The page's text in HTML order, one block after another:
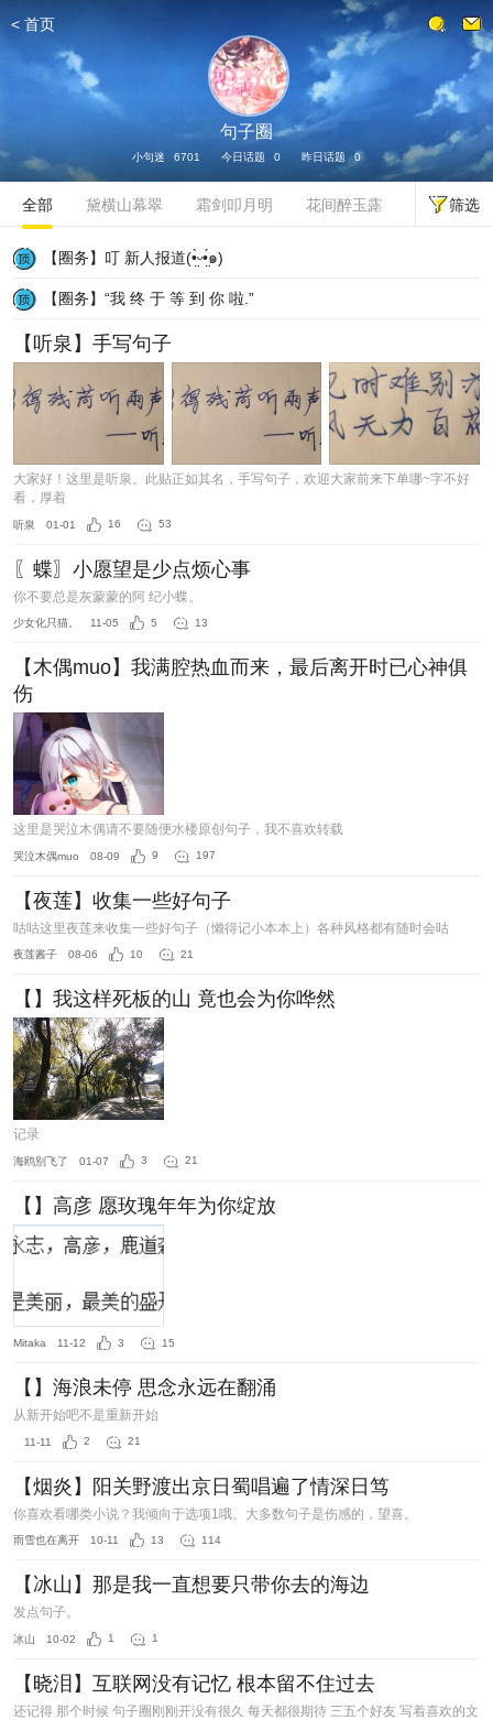
发话题
句子圈
小句迷 6701 今日话题 0 昨日话题 0
全部 黛横山幕翠 霜剑叩月明 花间醉玉露 燕剪柳叶帘
筛选
【圈务】叮 新人报道(•̤̀ᵕ•̤́๑)
【圈务】“我 终 于 等 到 你 啦.”
【听泉】手写句子
大家好！这里是听泉。此贴正如其名，手写句子，欢迎大家前来下单哪~字不好
看，厚着
听泉 01-01 16 53
〖蝶〗小愿望是少点烦心事
你不要总是灰蒙蒙的阿 纪小蝶。
少女化只猫。 11-05 5 13
【木偶muo】我满腔热血而来，最后离开时已心神俱
伤
这里是哭泣木偶请不要随便水楼原创句子，我不喜欢转载
哭泣木偶muo 08-09 9 197
【夜莲】收集一些好句子
咕咕这里夜莲来收集一些好句子（懒得记小本本上）各种风格都有随时会咕
夜莲酱子 08-06 10 21
【】我这样死板的山 竟也会为你哗然
记录
海鸥别飞了 01-07 3 21
【】高彦 愿玫瑰年年为你绽放
Mitaka 11-12 3 15
【】海浪未停 思念永远在翻涌
从新开始吧不是重新开始
11-11 2 21
【烟炎】阳关野渡出京日蜀唱遍了情深日笃
你喜欢看哪类小说？我倾向于选项1哦。大多数句子是伤感的，望喜。
雨雪也在离开 10-11 13 114
【冰山】那是我一直想要只带你去的海边
发点句子。
冰山 10-02 1 1
【晓泪】互联网没有记忆 根本留不住过去
还记得 那个时候 句子圈刚刚开没有很久 每天都很期待 三五个好友 写着喜欢的文
< 首页